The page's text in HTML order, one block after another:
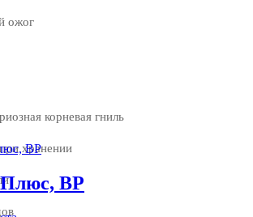
ожог
корневая гниль
хранении
ВР